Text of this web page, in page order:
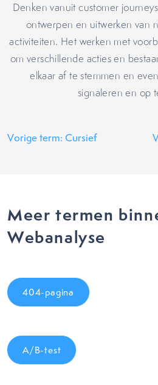
Denken vanuit customer
ontwerpen en uitwerken van
activiteiten. Het werken met
om verschillende acties en
elkaar af te stemmen en
signaleren en op
Vorige term: Cursief
Meer termen
Webanalyse
404-pagina
A/B-test